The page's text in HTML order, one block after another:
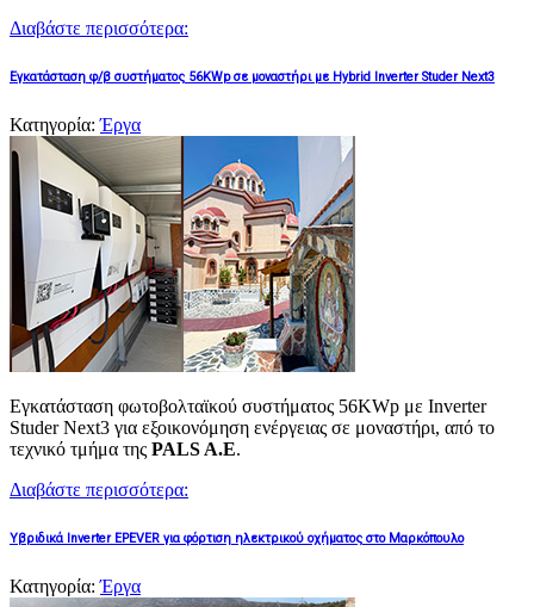
Διαβάστε περισσότερα:
Εγκατάσταση φ/β συστήματος 56KWp σε μοναστήρι με Hybrid Inverter Studer Next3
Κατηγορία:Έργα
Εγκατάσταση φωτοβολταϊκού συστήματος 56KWp με Inverter
Studer Next3 για εξοικονόμηση ενέργειας σε μοναστήρι, από το
τεχνικό τμήμα της PALS A.E.
Διαβάστε περισσότερα:
Υβριδικά Inverter EPEVER για φόρτιση ηλεκτρικού οχήματος στο Μαρκόπουλο
Κατηγορία:Έργα